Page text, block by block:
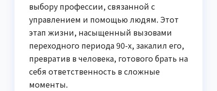
выбору профессии, связанной с
управлением и помощью людям. Этот
этап жизни, насыщенный вызовами
переходного периода 90-х, закалил его,
превратив в человека, готового брать на
себя ответственность в сложные
моменты.